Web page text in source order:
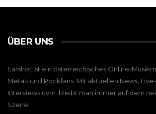
ÜBER UNS
Earshot ist ein österreichisches Online-
Metal- und Rockfans. Mit aktuellen News,
Interviews uvm. bleibt man immer auf dem
Szene.